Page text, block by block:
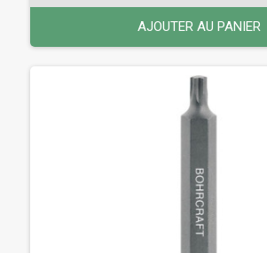
AJOUTER AU PANIER